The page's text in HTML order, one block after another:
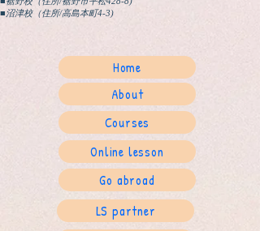
​■沼津校（住所/高島本町4-3)
Home
About
Courses
Online lesson
Go abroad
LS partner